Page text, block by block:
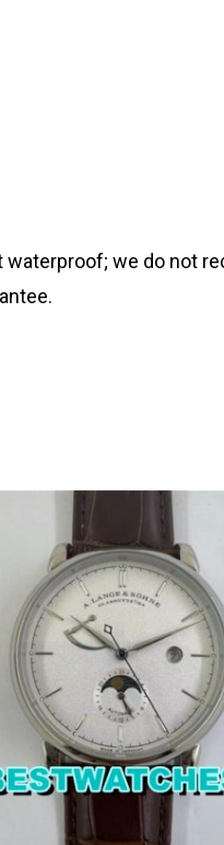
we do not